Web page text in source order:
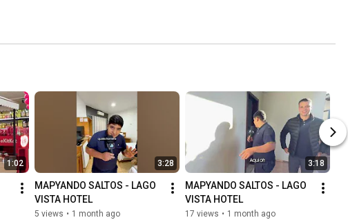
1:02 3:28
MAPYANDO SALTOS - LAGO
VISTA HOTEL
5 views • 1 month ago
3:18
MAPYANDO SALTOS - LAGO
VISTA HOTEL
17 views • 1 month ago